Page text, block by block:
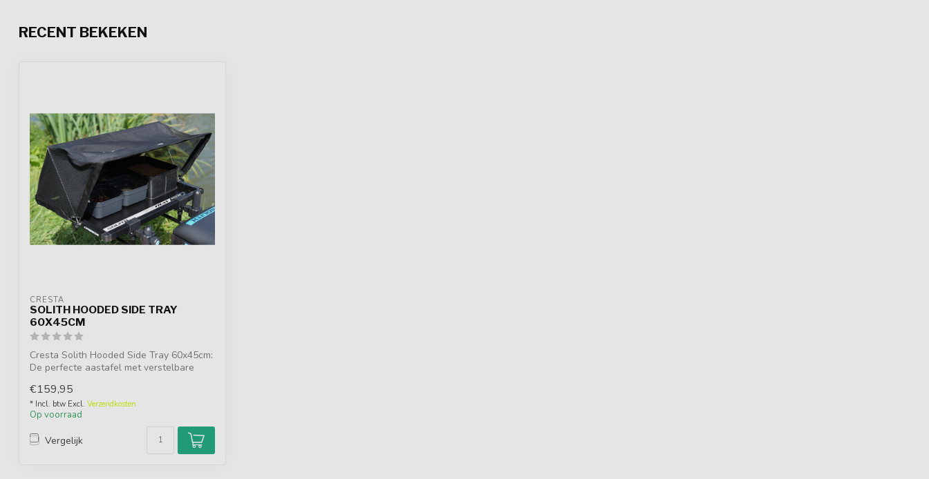
RECENT BEKEKEN
CRESTA
SOLITH HOODED SIDE TRAY
60X45CM
Cresta Solith Hooded Side Tray 60x45cm:
De perfecte aastafel met verstelbare
€159,95
* Incl. btw Excl. Verzendkosten
Op voorraad
Vergelijk